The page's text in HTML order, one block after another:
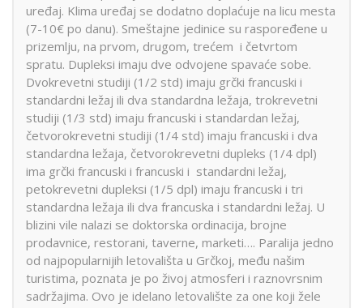
uređaj. Klima uređaj se dodatno doplaćuje na licu mesta
(7-10€ po danu). Smeštajne jedinice su raspoređene u
prizemlju, na prvom, drugom, trećem i četvrtom
spratu. Dupleksi imaju dve odvojene spavaće sobe.
Dvokrevetni studiji (1/2 std) imaju grčki francuski i
standardni ležaj ili dva standardna ležaja, trokrevetni
studiji (1/3 std) imaju francuski i standardan ležaj,
četvorokrevetni studiji (1/4 std) imaju francuski i dva
standardna ležaja, četvorokrevetni dupleks (1/4 dpl)
ima grčki francuski i francuski i standardni ležaj,
petokrevetni dupleksi (1/5 dpl) imaju francuski i tri
standardna ležaja ili dva francuska i standardni ležaj. U
blizini vile nalazi se doktorska ordinacija, brojne
prodavnice, restorani, taverne, marketi…. Paralija jedno
od najpopularnijih letovališta u Grčkoj, među našim
turistima, poznata je po živoj atmosferi i raznovrsnim
sadržajima. Ovo je idelano letovalište za one koji žele